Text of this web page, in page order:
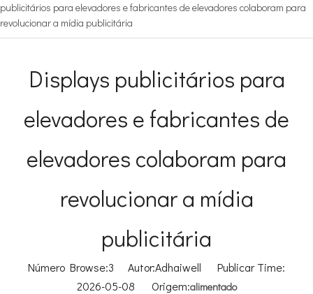
publicitários para elevadores e fabricantes de elevadores colaboram para
revolucionar a mídia publicitária
Displays publicitários para
elevadores e fabricantes de
elevadores colaboram para
revolucionar a mídia
publicitária
Número Browse:3 Autor:Adhaiwell Publicar Time:
2026-05-08 Origem:alimentado